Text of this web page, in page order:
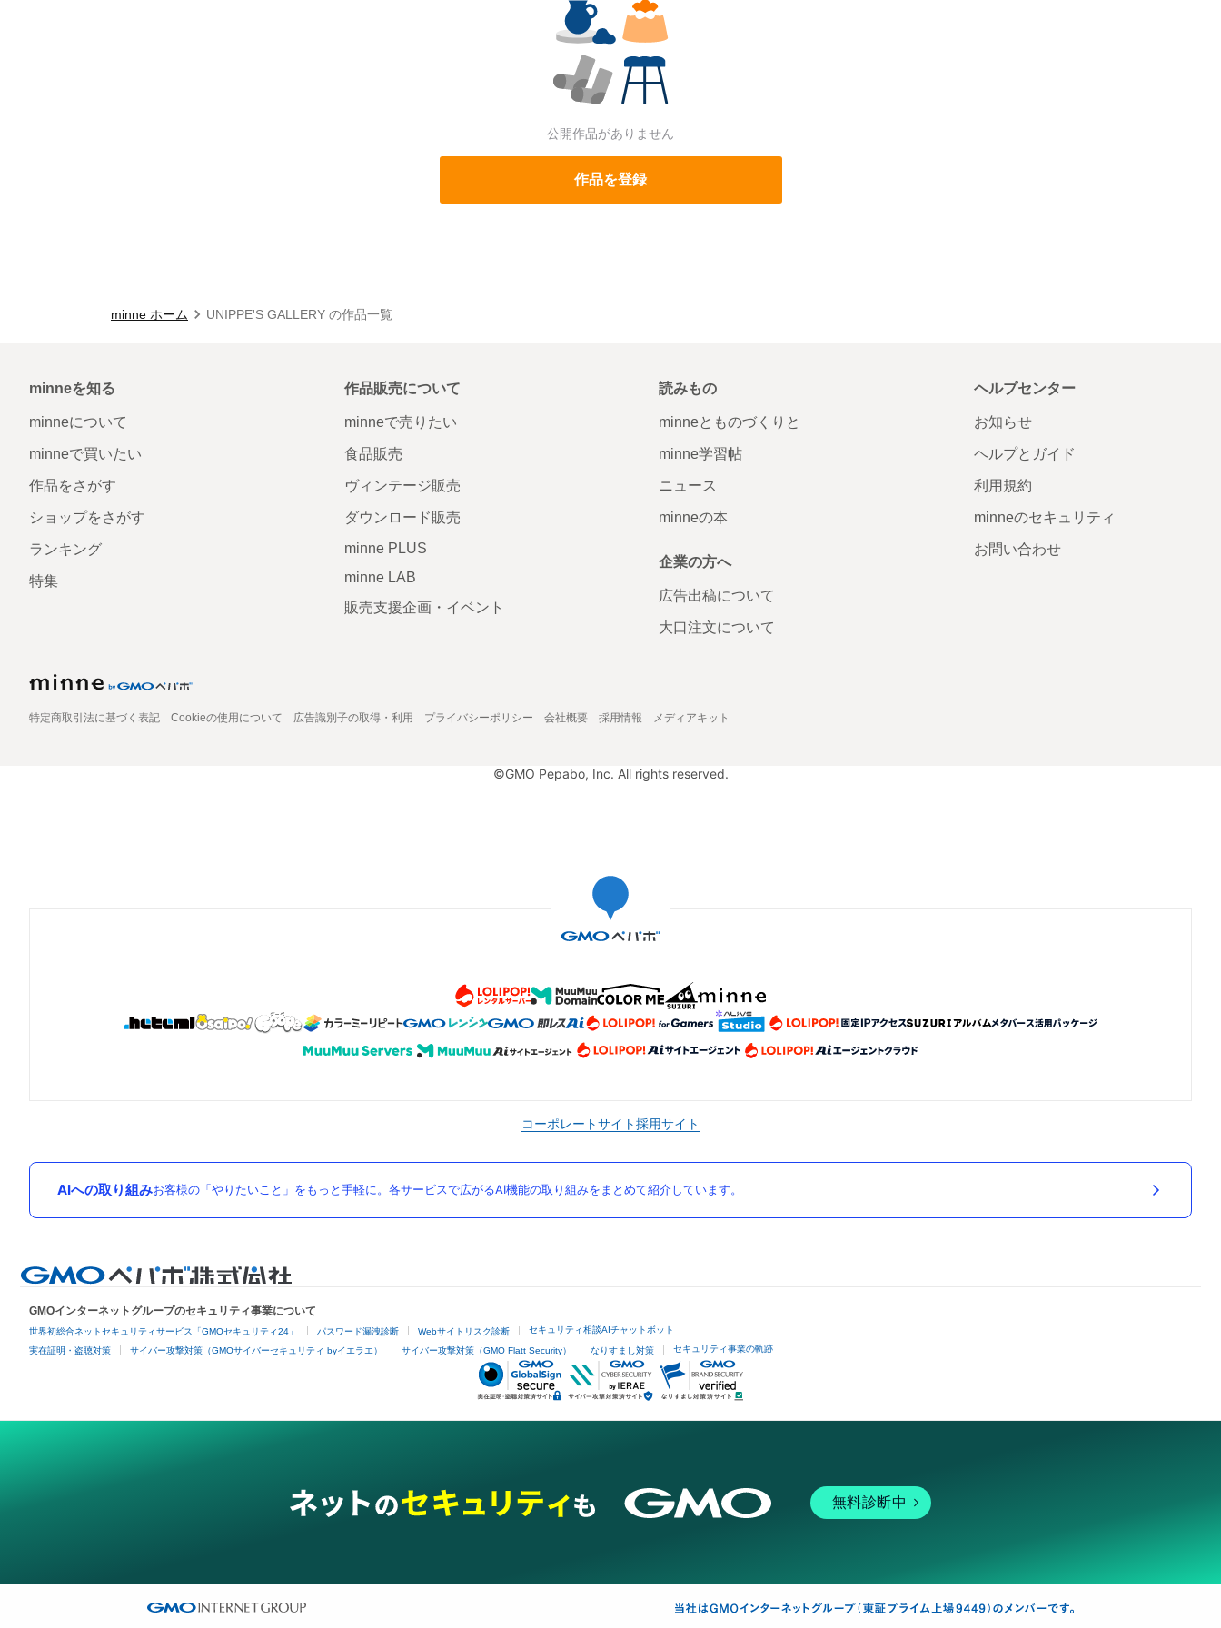
公開作品がありません
作品を登録
minne ホーム UNIPPE'S GALLERY の作品一覧
minneを知る
minneについて
minneで買いたい
作品をさがす
ショップをさがす
ランキング
特集
作品販売について
minneで売りたい
食品販売
ヴィンテージ販売
ダウンロード販売
minne PLUS
minne LAB
販売支援企画・イベント
読みもの
minneとものづくりと
minne学習帖
ニュース
minneの本
企業の方へ
広告出稿について
大口注文について
ヘルプセンター
お知らせ
ヘルプとガイド
利用規約
minneのセキュリティ
お問い合わせ
特定商取引法に基づく表記 Cookieの使用について 広告識別子の取得・利用 プライバシーポリシー 会社概要 採用情報 メディアキット
©GMO Pepabo, Inc. All rights reserved.
コーポレートサイト採用サイト
AIへの取り組みお客様の「やりたいこと」をもっと手軽に。各サービスで広がるAI機能の取り組みをまとめて紹介しています。
GMOインターネットグループのセキュリティ事業について
世界初総合ネットセキュリティサービス「GMOセキュリティ24」 パスワード漏洩診断 Webサイトリスク診断 セキュリティ相談AIチャットボット
実在証明・盗聴対策 サイバー攻撃対策（GMOサイバーセキュリティ byイエラエ） サイバー攻撃対策（GMO Flatt Security） なりすまし対策 セキュリティ事業の軌跡
無料診断中